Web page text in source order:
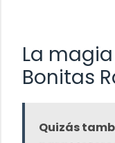
La
Bonitas
Quizás